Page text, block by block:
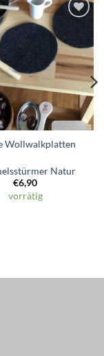
Zum
Wunschzettel
hinzufügen
Wollwalkplatten
Natur
€6,90
vorrätig